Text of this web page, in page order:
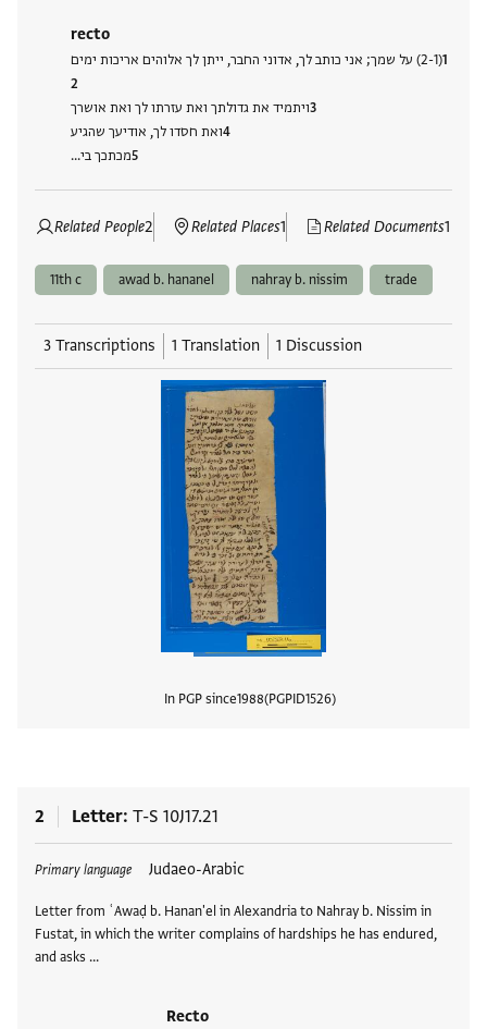
recto
(2-1) על שמך; אני כותב לך, אדוני החבר, ייתן לך אלוהים אריכות ימים
ויתמיד את גדולתך ואת עזרתו לך ואת אושרך
ואת חסדו לך, אודיעך שהגיע
מכתכך בי…
Related People2 Related Places1 Related Documents1
11th c awad b. hananel nahray b. nissim trade
3 Transcriptions 1 Translation 1 Discussion
In PGP since1988 PGPID1526
2 Letter T-S 10J17.21
Primary language Judaeo-Arabic
Letter from ʿAwaḍ b. Hanan'el in Alexandria to Nahray b. Nissim in
Fustat, in which the writer complains of hardships he has endured,
and asks …
Recto
Tags